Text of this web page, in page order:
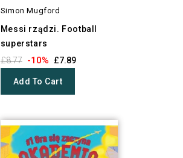
Simon Mugford
Messi rządzi. Football
superstars
£8.77 -10% £7.89
Add To Cart